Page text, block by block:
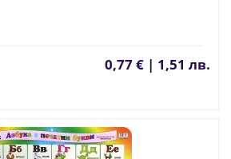
0,77 € | 1,51 лв.